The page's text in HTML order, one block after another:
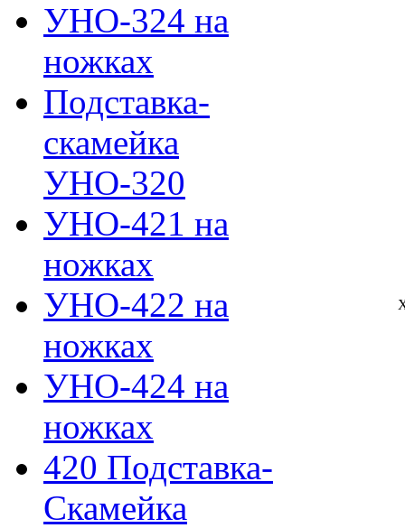
УНО-324 на
ножках
Подставка-
скамейка
УНО-320
УНО-421 на
ножках
УНО-422 на
ножках
УНО-424 на
ножках
420 Подставка-
Скамейка